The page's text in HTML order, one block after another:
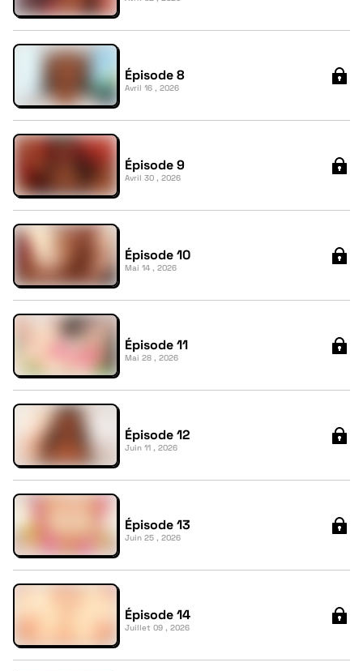
Épisode 8
Avril 16 , 2026
Épisode 9
Avril 30 , 2026
Épisode 10
Mai 14 , 2026
Épisode 11
Mai 28 , 2026
Épisode 12
Juin 11 , 2026
Épisode 13
Juin 25 , 2026
Épisode 14
Juillet 09 , 2026